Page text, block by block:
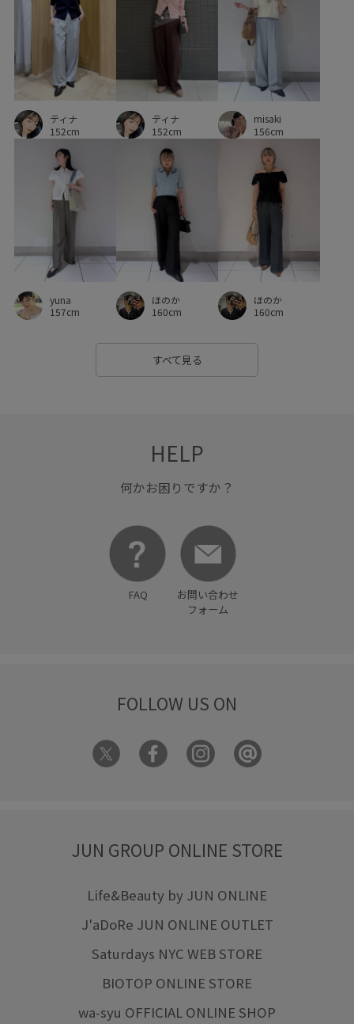
ジャケット スカート スタイルアップ
ストラップ
セットアップ対象商品 ソフトタッチ タック
チャンキーヒール デイリーで活躍 デニムパンツ
ドロストデザイン ニュアンスがある
パンツにもスカートにも ビスチェ ピンタック
フレアデニム プルオーバー ベルト
ベーシック ポリエステル マニッシュ マルチに活躍
マーメイドスカート リネン レイヤード風
ワイドパンツ ワイドボトム 伸縮性 冷んやり
別注アイテム 別注コラボバッグ
安定感 履きやすい 幅広
ティナ
152cm
ティナ
152cm
misaki
156cm
yuna
157cm
ほのか
160cm
ほのか
160cm
すべて見る
HELP
何かお困りですか？
FAQ
お問い合わせ
フォーム
FOLLOW US ON
JUN GROUP ONLINE STORE
Life&Beauty by JUN ONLINE
J'aDoRe JUN ONLINE OUTLET
Saturdays NYC WEB STORE
BIOTOP ONLINE STORE
wa-syu OFFICIAL ONLINE SHOP